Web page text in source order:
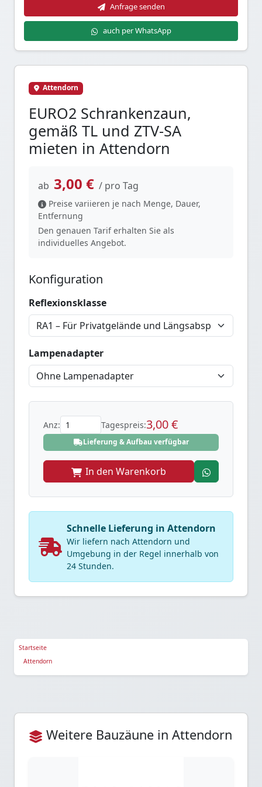
Startseite
Attendorn
Anfrage senden
auch per WhatsApp
Attendorn
EURO2 Schrankenzaun,
gemäß TL und ZTV-SA
mieten in Attendorn
ab 3,00 € / pro Tag
Preise variieren je nach Menge, Dauer,
Entfernung
Den genauen Tarif erhalten Sie als
individuelles Angebot.
Konfiguration
Reflexionsklasse
Lampenadapter
Anz: Tagespreis:3,00 €
Lieferung & Aufbau verfügbar
In den Warenkorb
Schnelle Lieferung in Attendorn
Wir liefern nach Attendorn und
Umgebung in der Regel innerhalb von
24 Stunden.
Weitere Bauzäune in Attendorn